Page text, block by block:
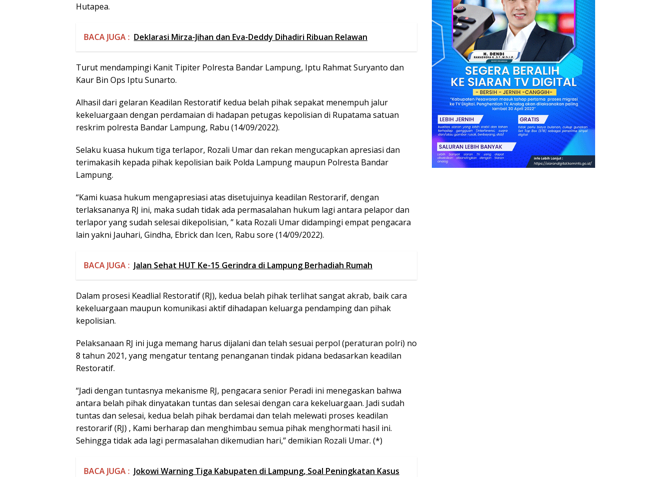
Hutapea.
BACA JUGA : Deklarasi Mirza-Jihan dan Eva-Deddy Dihadiri Ribuan Relawan
Turut mendampingi Kanit Tipiter Polresta Bandar Lampung, Iptu Rahmat Suryanto dan
Kaur Bin Ops Iptu Sunarto.
Alhasil dari gelaran Keadilan Restoratif kedua belah pihak sepakat menempuh jalur
kekeluargaan dengan perdamaian di hadapan petugas kepolisian di Rupatama satuan
reskrim polresta Bandar Lampung, Rabu (14/09/2022).
Selaku kuasa hukum tiga terlapor, Rozali Umar dan rekan mengucapkan apresiasi dan
terimakasih kepada pihak kepolisian baik Polda Lampung maupun Polresta Bandar
Lampung.
“Kami kuasa hukum mengapresiasi atas disetujuinya keadilan Restorarif, dengan
terlaksananya RJ ini, maka sudah tidak ada permasalahan hukum lagi antara pelapor dan
terlapor yang sudah selesai dikepolisian, ” kata Rozali Umar didampingi empat pengacara
lain yakni Jauhari, Gindha, Ebrick dan Icen, Rabu sore (14/09/2022).
BACA JUGA : Jalan Sehat HUT Ke-15 Gerindra di Lampung Berhadiah Rumah
Dalam prosesi Keadlial Restoratif (RJ), kedua belah pihak terlihat sangat akrab, baik cara
kekeluargaan maupun komunikasi aktif dihadapan keluarga pendamping dan pihak
kepolisian.
Pelaksanaan RJ ini juga memang harus dijalani dan telah sesuai perpol (peraturan polri) no
8 tahun 2021, yang mengatur tentang penanganan tindak pidana bedasarkan keadilan
Restoratif.
“Jadi dengan tuntasnya mekanisme RJ, pengacara senior Peradi ini menegaskan bahwa
antara belah pihak dinyatakan tuntas dan selesai dengan cara kekeluargaan. Jadi sudah
tuntas dan selesai, kedua belah pihak berdamai dan telah melewati proses keadilan
restorarif (RJ) , Kami berharap dan menghimbau semua pihak menghormati hasil ini.
Sehingga tidak ada lagi permasalahan dikemudian hari,” demikian Rozali Umar. (*)
BACA JUGA : Jokowi Warning Tiga Kabupaten di Lampung, Soal Peningkatan Kasus